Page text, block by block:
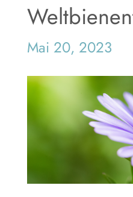
Mai 20, 2023